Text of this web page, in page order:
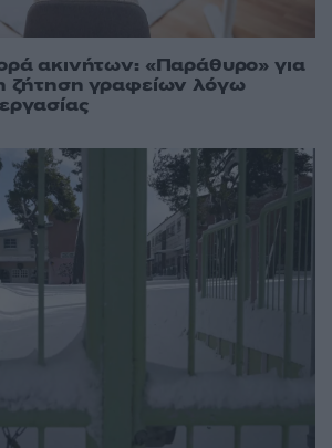
ακινήτων: «Παράθυρο» για
ζήτηση γραφείων λόγω